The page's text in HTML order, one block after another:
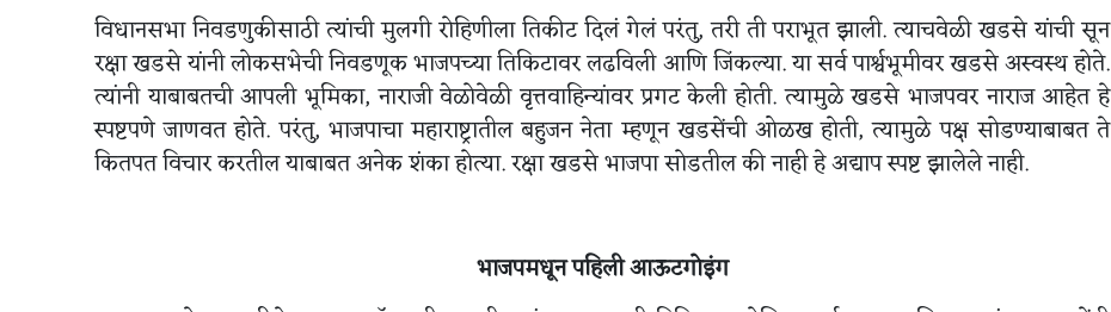
विधानसभा निवडणुकीसाठी त्यांची मुलगी रोहिणीला तिकीट दिलं गेलं परंतु, तरी ती पराभूत झाली. त्याचवेळी खडसे यांची सून
रक्षा खडसे यांनी लोकसभेची निवडणूक भाजपच्या तिकिटावर लढविली आणि जिंकल्या. या सर्व पार्श्वभूमीवर खडसे अस्वस्थ होते.
त्यांनी याबाबतची आपली भूमिका, नाराजी वेळोवेळी वृत्तवाहिन्यांवर प्रगट केली होती. त्यामुळे खडसे भाजपवर नाराज आहेत हे
स्पष्टपणे जाणवत होते. परंतु, भाजपाचा महाराष्ट्रातील बहुजन नेता म्हणून खडसेंची ओळख होती, त्यामुळे पक्ष सोडण्याबाबत ते
कितपत विचार करतील याबाबत अनेक शंका होत्या. रक्षा खडसे भाजपा सोडतील की नाही हे अद्याप स्पष्ट झालेले नाही.
भाजपमधून पहिली आऊटगोइंग